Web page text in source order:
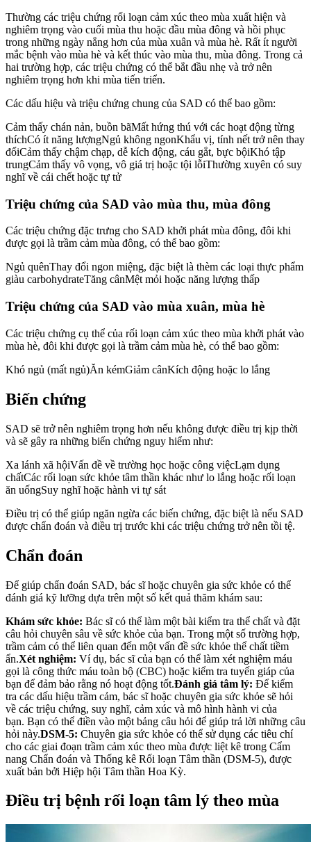
Thường các triệu chứng rối loạn cảm xúc theo mùa xuất hiện và
nghiêm trọng vào cuối mùa thu hoặc đầu mùa đông và hồi phục
trong những ngày nắng hơn của mùa xuân và mùa hè. Rất ít người
mắc bệnh vào mùa hè và kết thúc vào mùa thu, mùa đông. Trong cả
hai trường hợp, các triệu chứng có thể bắt đầu nhẹ và trở nên
nghiêm trọng hơn khi mùa tiến triển.
Các dấu hiệu và triệu chứng chung của SAD có thể bao gồm:
Cảm thấy chán nản, buồn bãMất hứng thú với các hoạt động từng
thíchCó ít năng lượngNgủ không ngonKhẩu vị, tính nết trở nên thay
đổiCảm thấy chậm chạp, dễ kích động, cáu gắt, bực bộiKhó tập
trungCảm thấy vô vọng, vô giá trị hoặc tội lỗiThường xuyên có suy
nghĩ về cái chết hoặc tự tử
Triệu chứng của SAD vào mùa thu, mùa đông
Các triệu chứng đặc trưng cho SAD khởi phát mùa đông, đôi khi
được gọi là trầm cảm mùa đông, có thể bao gồm:
Ngủ quênThay đổi ngon miệng, đặc biệt là thèm các loại thực phẩm
giàu carbohydrateTăng cânMệt mỏi hoặc năng lượng thấp
Triệu chứng của SAD vào mùa xuân, mùa hè
Các triệu chứng cụ thể của rối loạn cảm xúc theo mùa khởi phát vào
mùa hè, đôi khi được gọi là trầm cảm mùa hè, có thể bao gồm:
Khó ngủ (mất ngủ)Ăn kémGiảm cânKích động hoặc lo lắng
Biến chứng
SAD sẽ trở nên nghiêm trọng hơn nếu không được điều trị kịp thời
và sẽ gây ra những biến chứng nguy hiểm như:
Xa lánh xã hộiVấn đề về trường học hoặc công việcLạm dụng
chấtCác rối loạn sức khỏe tâm thần khác như lo lắng hoặc rối loạn
ăn uốngSuy nghĩ hoặc hành vi tự sát
Điều trị có thể giúp ngăn ngừa các biến chứng, đặc biệt là nếu SAD
được chẩn đoán và điều trị trước khi các triệu chứng trở nên tồi tệ.
Chẩn đoán
Để giúp chẩn đoán SAD, bác sĩ hoặc chuyên gia sức khỏe có thể
đánh giá kỹ lưỡng dựa trên một số kết quả thăm khám sau:
Khám sức khỏe: Bác sĩ có thể làm một bài kiểm tra thể chất và đặt
câu hỏi chuyên sâu về sức khỏe của bạn. Trong một số trường hợp,
trầm cảm có thể liên quan đến một vấn đề sức khỏe thể chất tiềm
ẩn.Xét nghiệm: Ví dụ, bác sĩ của bạn có thể làm xét nghiệm máu
gọi là công thức máu toàn bộ (CBC) hoặc kiểm tra tuyến giáp của
bạn để đảm bảo rằng nó hoạt động tốt.Đánh giá tâm lý: Để kiểm
tra các dấu hiệu trầm cảm, bác sĩ hoặc chuyên gia sức khỏe sẽ hỏi
về các triệu chứng, suy nghĩ, cảm xúc và mô hình hành vi của
bạn. Bạn có thể điền vào một bảng câu hỏi để giúp trả lời những câu
hỏi này.DSM-5: Chuyên gia sức khỏe có thể sử dụng các tiêu chí
cho các giai đoạn trầm cảm xúc theo mùa được liệt kê trong Cẩm
nang Chẩn đoán và Thống kê Rối loạn Tâm thần (DSM-5), được
xuất bản bởi Hiệp hội Tâm thần Hoa Kỳ.
Điều trị bệnh rối loạn tâm lý theo mùa